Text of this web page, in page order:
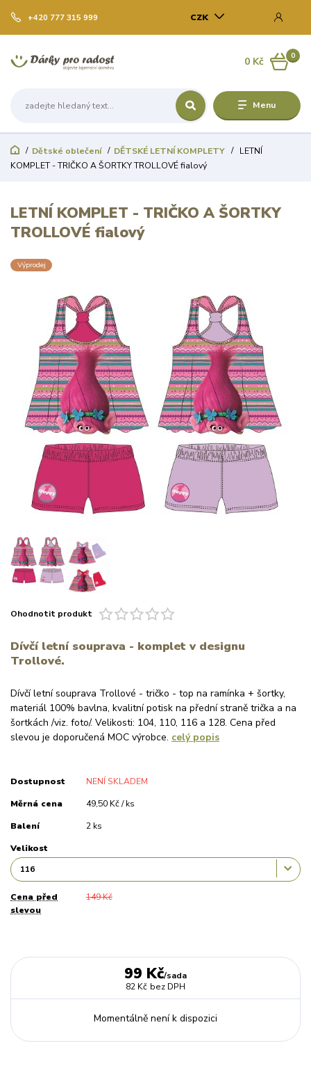
Menu
CZK
+420 777 315 999
0
0 Kč
Dětské oblečení DĚTSKÉ LETNÍ KOMPLETY
LETNÍ
KOMPLET - TRIČKO A ŠORTKY TROLLOVÉ fialový
LETNÍ KOMPLET - TRIČKO A ŠORTKY
TROLLOVÉ fialový
Výprodej
Ohodnotit produkt
Dívčí letní souprava - komplet v designu
Trollové.
Dívčí letní souprava Trollové - tričko - top na ramínka + šortky,
materiál 100% bavlna, kvalitní potisk na přední straně trička a na
šortkách /viz. foto/. Velikosti: 104, 110, 116 a 128. Cena před
slevou je doporučená MOC výrobce. celý popis
Dostupnost NENÍ SKLADEM
Měrná cena 49,50 Kč / ks
Balení 2 ks
Velikost
Cena před
slevou
149 Kč
99 Kč/sada
82 Kč bez DPH
Momentálně není k dispozici